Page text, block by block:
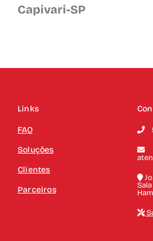
Capivari-SP
Links
FAQ
Soluções
Clientes
Parceiros